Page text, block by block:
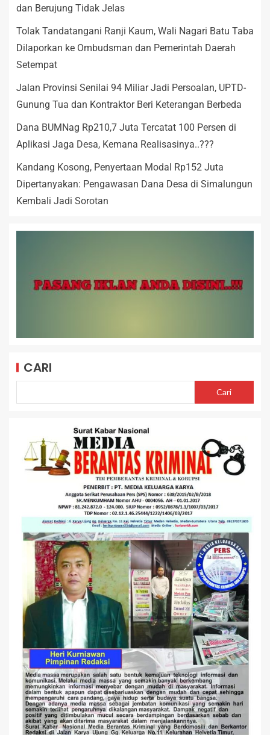
dan Berujung Tidak Jelas
Tolak Tandatangani Ranji Kaum, Wali Nagari Batu Taba
Dilaporkan ke Ombudsman dan Pemerintah Daerah
Setempat
Jalan Provinsi Senilai 94 Miliar Jadi Persoalan, UPTD-
Gunung Tua dan Kontraktor Beri Keterangan Berbeda
Dana BUMNag Rp210,7 Juta Tercatat 100 Persen di
Aplikasi Jaga Desa, Kemana Realisasinya..???
Kandang Kosong, Penyertaan Modal Rp152 Juta
Dipertanyakan: Pengawasan Dana Desa di Simalungun
Kembali Jadi Sorotan
CARI
Cari